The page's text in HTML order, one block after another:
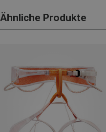
Ähnliche Produkte